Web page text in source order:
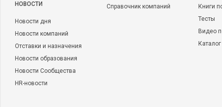
НОВОСТИ
Новости дня
Новости компаний
Отставки и назначения
Новости образования
Новости Сообщества
HR-новости
Справочник компаний
Книги
Тесты
Видео